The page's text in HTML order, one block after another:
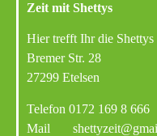
Zeit mit Shettys
Hier trefft Ihr die Shettys
Bremer Str. 28
27299 Etelsen
Telefon 0172 169 8 666
Mail